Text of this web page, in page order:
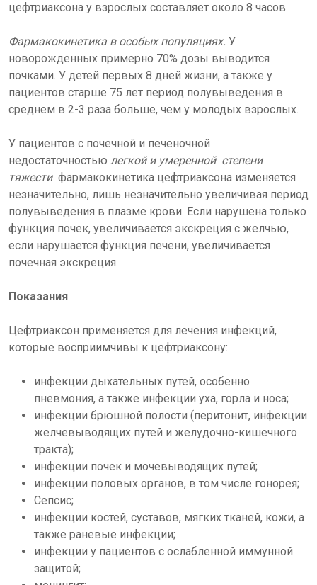
цефтриаксона у взрослых составляет около 8 часов.
Фармакокинетика в особых популяциях. У
новорожденных примерно 70% дозы выводится
почками. У детей первых 8 дней жизни, а также у
пациентов старше 75 лет период полувыведения в
среднем в 2-3 раза больше, чем у молодых взрослых.
У пациентов с почечной и печеночной
недостаточностью легкой и умеренной степени
тяжести фармакокинетика цефтриаксона изменяется
незначительно, лишь незначительно увеличивая период
полувыведения в плазме крови. Если нарушена только
функция почек, увеличивается экскреция с желчью,
если нарушается функция печени, увеличивается
почечная экскреция.
Показания
Цефтриаксон применяется для лечения инфекций,
которые восприимчивы к цефтриаксону:
инфекции дыхательных путей, особенно
пневмония, а также инфекции уха, горла и носа;
инфекции брюшной полости (перитонит, инфекции
желчевыводящих путей и желудочно-кишечного
тракта);
инфекции почек и мочевыводящих путей;
инфекции половых органов, в том числе гонорея;
Сепсис;
инфекции костей, суставов, мягких тканей, кожи, а
также раневые инфекции;
инфекции у пациентов с ослабленной иммунной
защитой;